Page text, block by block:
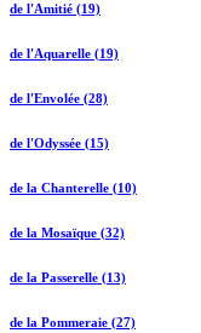
de l'Amitié (19)
de l'Aquarelle (19)
de l'Envolée (28)
de l'Odyssée (15)
de la Chanterelle (10)
de la Mosaïque (32)
de la Passerelle (13)
de la Pommeraie (27)